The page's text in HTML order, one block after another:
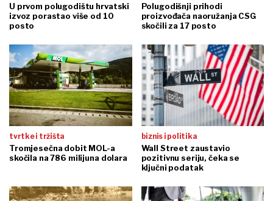
U prvom polugodištu hrvatski
izvoz porastao više od 10
posto
Polugodišnji prihodi
proizvođača naoružanja CSG
skočili za 17 posto
tvrtke i tržišta
Tromjesečna dobit MOL-a
skočila na 786 milijuna dolara
biznis i politika
Wall Street zaustavio
pozitivnu seriju, čeka se
ključni podatak